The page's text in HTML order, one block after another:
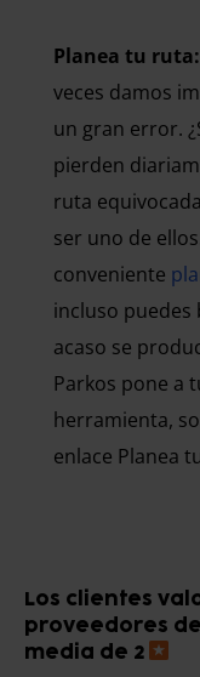
Planea tu ruta:
veces damos
un gran error.
pierden
ruta
ser uno de
conveniente
incluso
acaso se
Parkos pone a
herramienta,
enlace Planea
Los clientes
proveedores
media de 2